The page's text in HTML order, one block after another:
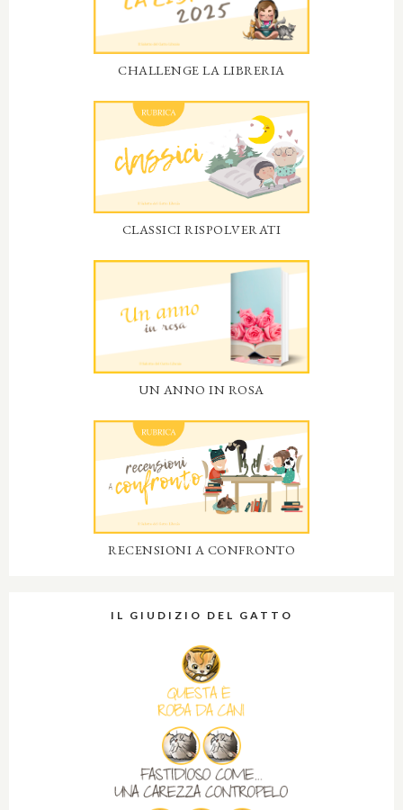
CHALLENGE LA LIBRERIA
CLASSICI RISPOLVERATI
UN ANNO IN ROSA
RECENSIONI A CONFRONTO
IL GIUDIZIO DEL GATTO